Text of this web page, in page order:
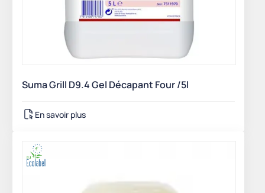
Suma Grill D9.4 Gel Décapant Four /5l
En savoir plus